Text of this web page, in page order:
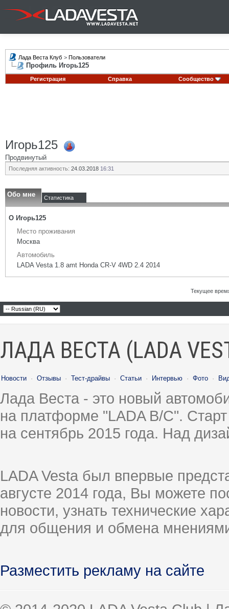
Лада Веста Клуб > Пользователи
Профиль Игорь125
Регистрация Справка Сообщество
Игорь125
Продвинутый
Последняя активность: 24.03.2018 16:31
Обо мне Статистика
О Игорь125
Место проживания
Москва
Автомобиль
LADA Vesta 1.8 amt Honda CR-V 4WD 2.4 2014
Текущее
ЛАДА ВЕСТА (LADA
Новости · Отзывы · Тест-драйвы · Статьи · Интервью · Фото ·
Лада Веста - это новый
на платформе "LADA B/C".
на сентябрь 2015 года. Над
LADA Vesta был впервые
августе 2014 года, Вы можете
новости, узнать технические
для общения и обмена
Разместить рекламу на сайте